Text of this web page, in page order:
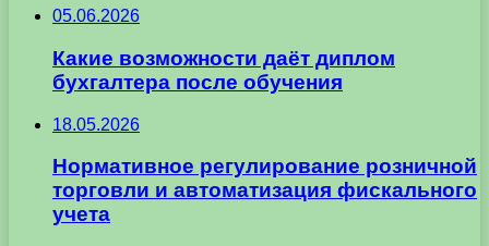
05.06.2026
Какие возможности даёт диплом
бухгалтера после обучения
18.05.2026
Нормативное регулирование розничной
торговли и автоматизация фискального
учета